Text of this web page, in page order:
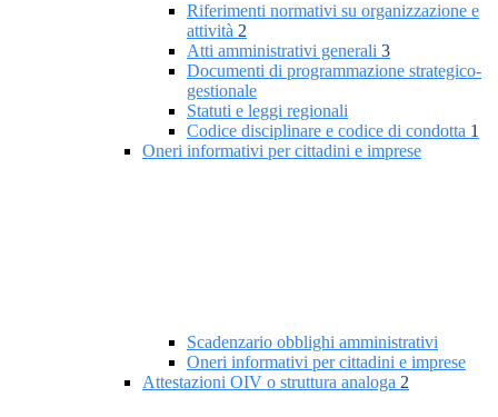
Riferimenti normativi su organizzazione e
attività 2
Atti amministrativi generali 3
Documenti di programmazione strategico-
gestionale
Statuti e leggi regionali
Codice disciplinare e codice di condotta 1
Oneri informativi per cittadini e imprese
Scadenzario obblighi amministrativi
Oneri informativi per cittadini e imprese
Attestazioni OIV o struttura analoga 2